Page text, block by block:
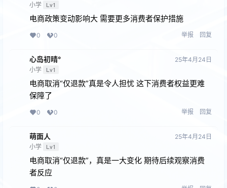
小学 Lv1
电商政策变动影响大 需要更多消费者保护措施
0 0 举报 回复
心岛初晴°
小学 Lv1
25年4月24日
电商取消“仅退款”真是令人担忧 这下消费者权益更难
保障了
0 0 举报 回复
萌面人
小学 Lv1
25年4月24日
电商取消“仅退款”，真是一大变化 期待后续观察消费
者反应